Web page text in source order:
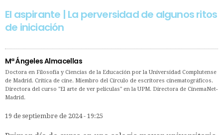
El aspirante | La perversidad de algunos ritos
de iniciación
Mª Ángeles Almacellas
Doctora en Filosofía y Ciencias de la Educación por la Universidad Complutense
de Madrid. Crítica de cine. Miembro del Círculo de escritores cinematográficos.
Directora del curso "El arte de ver películas" en la UPM. Directora de CinemaNet-
Madrid.
19 de septiembre de 2024 - 19:25